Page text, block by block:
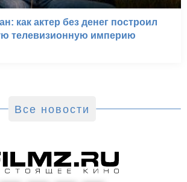
как актер без денег построил
телевизионную империю
Все новости